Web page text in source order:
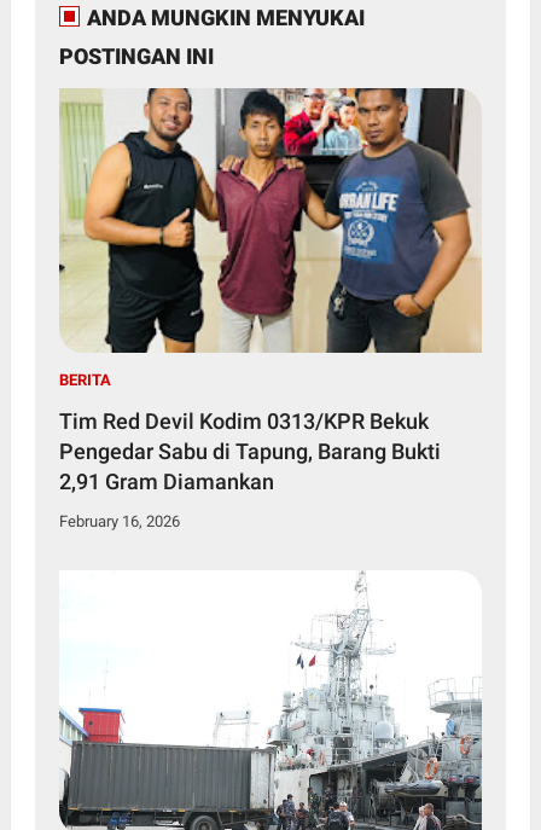
ANDA MUNGKIN MENYUKAI
POSTINGAN INI
BERITA
Tim Red Devil Kodim 0313/KPR Bekuk
Pengedar Sabu di Tapung, Barang Bukti
2,91 Gram Diamankan
February 16, 2026